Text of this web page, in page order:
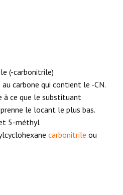
(-carbonitrile)
carbone qui contient le -CN.
à ce que le substituant
le locant le plus bas.
5-méthyl
carbonitrile ou